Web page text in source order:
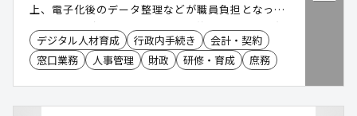
上、電子化後のデータ整理などが職員負担となって
いるケースがあります。特に、契約書や申請書、各
種帳票などを大量に取り扱う業務では、スキャン作
業やファイル管理に多くの工数を要する傾向があり
デジタル人材育成 行政内手続き
会計・契約
窓口業務
人事管理 財政 研修・育成 庶務